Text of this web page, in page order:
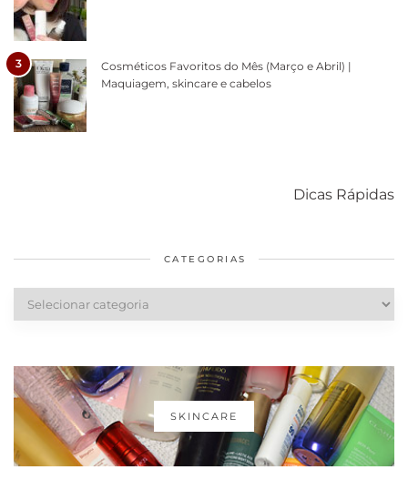
3
Cosméticos Favoritos do Mês (Março e Abril) |
Maquiagem, skincare e cabelos
Dicas Rápidas
diários
cabelos
CATEGORIAS
SKINCARE